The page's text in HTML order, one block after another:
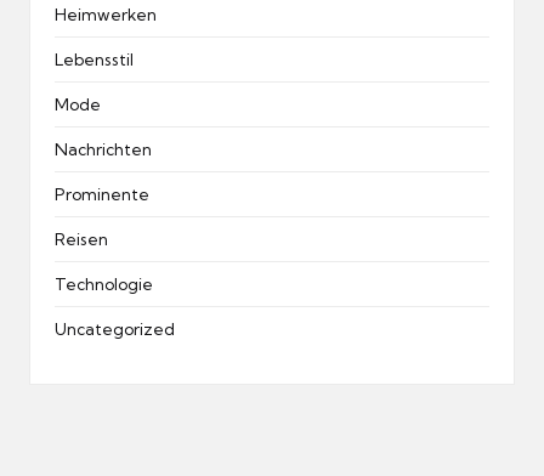
Heimwerken
Lebensstil
Mode
Nachrichten
Prominente
Reisen
Technologie
Uncategorized